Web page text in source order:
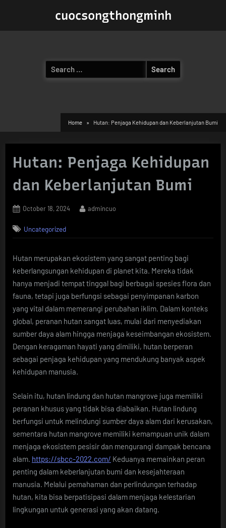
cuocsongthongminh
Search
for:
Home Hutan: Penjaga Kehidupan dan Keberlanjutan Bumi
Hutan: Penjaga Kehidupan
dan Keberlanjutan Bumi
Posted
October 18, 2024 By
admincuo
Uncategorized
Hutan merupakan ekosistem yang sangat penting bagi
keberlangsungan kehidupan di planet kita. Mereka tidak
hanya menjadi tempat tinggal bagi berbagai spesies flora dan
fauna, tetapi juga berfungsi sebagai penyimpanan karbon
yang vital dalam memerangi perubahan iklim. Dalam konteks
global, peranan hutan sangat luas, mulai dari menyediakan
sumber daya alam hingga menjaga keseimbangan ekosistem.
Dengan keragaman hayati yang dimiliki, hutan berperan
sebagai penjaga kehidupan yang mendukung banyak aspek
kehidupan manusia.
Selain itu, hutan lindung dan hutan mangrove juga memiliki
peranan khusus yang tidak bisa diabaikan. Hutan lindung
berfungsi untuk melindungi sumber daya alam dari kerusakan,
sementara hutan mangrove memiliki kemampuan unik dalam
menjaga ekosistem pesisir dan mengurangi dampak bencana
alam. https://sbcc-2022.com/ Keduanya memainkan peran
penting dalam keberlanjutan bumi dan kesejahteraan
manusia. Melalui pemahaman dan perlindungan terhadap
hutan, kita bisa berpatisipasi dalam menjaga kelestarian
lingkungan untuk generasi yang akan datang.